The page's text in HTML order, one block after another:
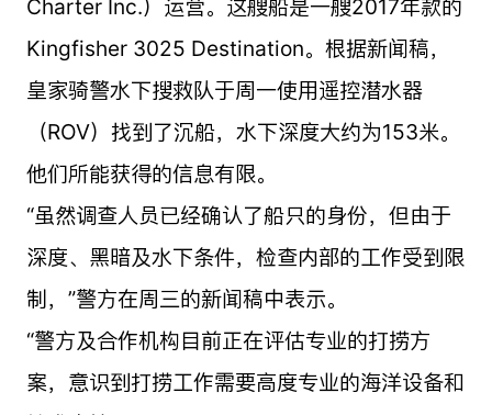
Charter Inc.）运营。这艘船是一艘2017年款的
Kingfisher 3025 Destination。根据新闻稿，
皇家骑警水下搜救队于周一使用遥控潜水器
（ROV）找到了沉船，水下深度大约为153米。
他们所能获得的信息有限。
“虽然调查人员已经确认了船只的身份，但由于
深度、黑暗及水下条件，检查内部的工作受到限
制，”警方在周三的新闻稿中表示。
“警方及合作机构目前正在评估专业的打捞方
案，意识到打捞工作需要高度专业的海洋设备和